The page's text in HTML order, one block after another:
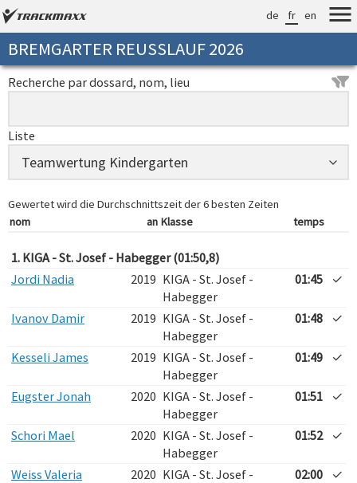
de fr en
BREMGARTER REUSSLAUF 2026
Recherche par dossard, nom, lieu
Liste
Gewertet wird die Durchschnittszeit der 6 besten Zeiten
nom
an Klasse temps
1. KIGA - St. Josef - Habegger (01:50,8)
Jordi Nadia
2019 KIGA - St. Josef -
Habegger
01:45 ✓
Ivanov Damir 2019 KIGA - St. Josef -
Habegger
01:48 ✓
Kesseli James 2019 KIGA - St. Josef -
Habegger
01:49 ✓
Eugster Jonah 2020 KIGA - St. Josef -
Habegger
01:51 ✓
Schori Mael 2020 KIGA - St. Josef -
Habegger
01:52 ✓
Weiss Valeria 2020 KIGA - St. Josef -
02:00 ✓